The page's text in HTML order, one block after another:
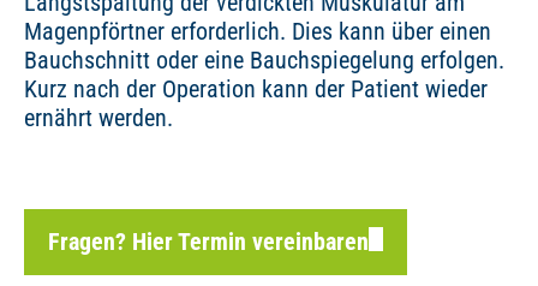
Magenpförtner erforderlich. Dies kann über einen
Bauchschnitt oder eine Bauchspiegelung erfolgen.
Kurz nach der Operation kann der Patient wieder
ernährt werden.
Fragen? Hier Termin vereinbaren